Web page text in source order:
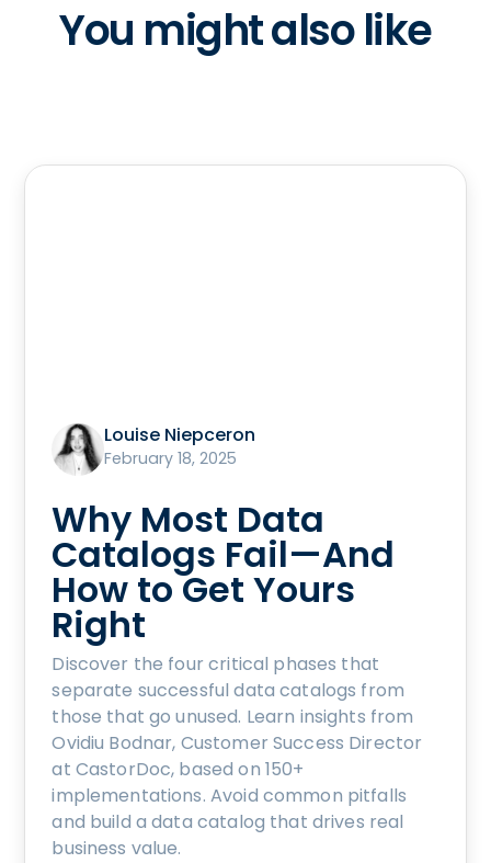
You might also like
Louise Niepceron
February 18, 2025
Why Most Data
Catalogs Fail—And
How to Get Yours
Right
Discover the four critical phases that
separate successful data catalogs from
those that go unused. Learn insights from
Ovidiu Bodnar, Customer Success Director
at CastorDoc, based on 150+
implementations. Avoid common pitfalls
and build a data catalog that drives real
business value.